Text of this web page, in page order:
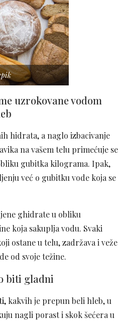
uzrokovane vodom
hidrata, a naglo izbacivanje
na vašem telu primećuje se
gubitka kilograma. Ipak,
već o gubitku vode koja se
ghidrate u obliku
koja sakuplja vodu. Svaki
ostane u telu, zadržava i veže
od svoje težine.
biti gladni
kakvih je prepun beli hleb, u
nagli porast i skok šećera u